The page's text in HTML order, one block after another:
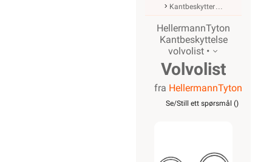
Kantbeskytter
HellermannTyton
Kantbeskyttelse
volvolist •
Volvolist
14,5x20mm
fra HellermannTyton
Se/Still ett spørsmål ()